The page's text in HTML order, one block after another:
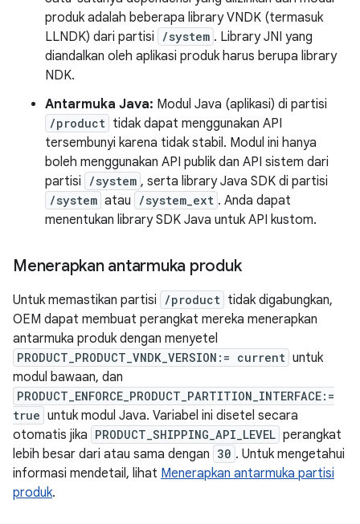
produk adalah beberapa library VNDK (termasuk
LLNDK) dari partisi
/system . Library JNI yang
diandalkan oleh aplikasi produk harus berupa library
NDK.
Antarmuka Java: Modul Java (aplikasi) di partisi
/product tidak dapat menggunakan API
tersembunyi karena tidak stabil. Modul ini hanya
boleh menggunakan API publik dan API sistem dari
partisi
/system , serta library Java SDK di partisi
/system atau /system_ext . Anda dapat
menentukan library SDK Java untuk API kustom.
Menerapkan antarmuka produk
Untuk memastikan partisi /product tidak digabungkan,
OEM dapat membuat perangkat mereka menerapkan
antarmuka produk dengan menyetel
PRODUCT_PRODUCT_VNDK_VERSION:= current untuk
modul bawaan, dan
PRODUCT_ENFORCE_PRODUCT_PARTITION_INTERFACE:=
true untuk modul Java. Variabel ini disetel secara
otomatis jika PRODUCT_SHIPPING_API_LEVEL perangkat
lebih besar dari atau sama dengan 30 . Untuk mengetahui
informasi mendetail, lihat Menerapkan antarmuka partisi
produk.